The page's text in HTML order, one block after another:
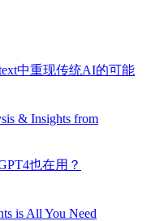
中重现传统AI的可能
& Insights from
也在用？
is All You Need